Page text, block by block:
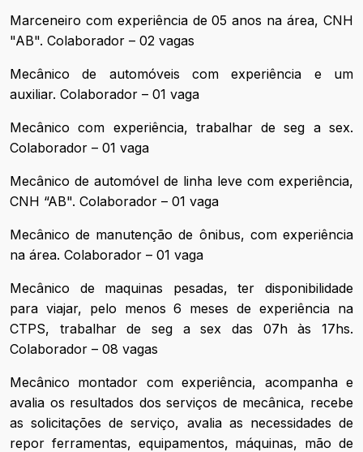
Marceneiro com experiência de 05 anos na área, CNH
"AB". Colaborador – 02 vagas
Mecânico de automóveis com experiência e um
auxiliar. Colaborador – 01 vaga
Mecânico com experiência, trabalhar de seg a sex.
Colaborador – 01 vaga
Mecânico de automóvel de linha leve com experiência,
CNH “AB". Colaborador – 01 vaga
Mecânico de manutenção de ônibus, com experiência
na área. Colaborador – 01 vaga
Mecânico de maquinas pesadas, ter disponibilidade
para viajar, pelo menos 6 meses de experiência na
CTPS, trabalhar de seg a sex das 07h às 17hs.
Colaborador – 08 vagas
Mecânico montador com experiência, acompanha e
avalia os resultados dos serviços de mecânica, recebe
as solicitações de serviço, avalia as necessidades de
repor ferramentas, equipamentos, máquinas, mão de